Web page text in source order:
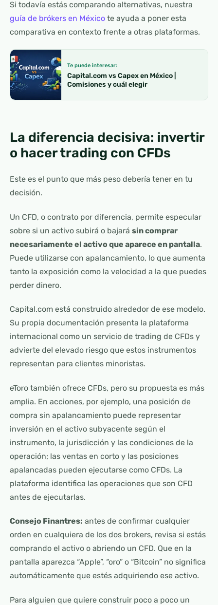
Si todavía estás comparando alternativas, nuestra
guía de brókers en México te ayuda a poner esta
comparativa en contexto frente a otras plataformas.
Te puede interesar:
Capital.com vs Capex en México |
Comisiones y cuál elegir
La diferencia decisiva: invertir
o hacer trading con CFDs
Este es el punto que más peso debería tener en tu
decisión.
Un CFD, o contrato por diferencia, permite especular
sobre si un activo subirá o bajará sin comprar
necesariamente el activo que aparece en pantalla.
Puede utilizarse con apalancamiento, lo que aumenta
tanto la exposición como la velocidad a la que puedes
perder dinero.
Capital.com está construido alrededor de ese modelo.
Su propia documentación presenta la plataforma
internacional como un servicio de trading de CFDs y
advierte del elevado riesgo que estos instrumentos
representan para clientes minoristas.
eToro también ofrece CFDs, pero su propuesta es más
amplia. En acciones, por ejemplo, una posición de
compra sin apalancamiento puede representar
inversión en el activo subyacente según el
instrumento, la jurisdicción y las condiciones de la
operación; las ventas en corto y las posiciones
apalancadas pueden ejecutarse como CFDs. La
plataforma identifica las operaciones que son CFD
antes de ejecutarlas.
Consejo Finantres: antes de confirmar cualquier
orden en cualquiera de los dos brokers, revisa si estás
comprando el activo o abriendo un CFD. Que en la
pantalla aparezca “Apple”, “oro” o “Bitcoin” no significa
automáticamente que estés adquiriendo ese activo.
Para alguien que quiere construir poco a poco un